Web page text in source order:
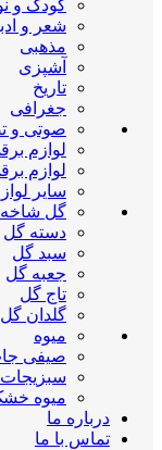
کودک و
شعر و
مذهبی
آشپزی
تاریخ
جغرافی
صوتی و
لوازم
لوازم
سایر
گل
دسته گل
سبد گل
جعبه گل
تاج گل
گلدان گل
میوه
صیفی
سبزیجات
میوه
درباره ما
تماس با ما